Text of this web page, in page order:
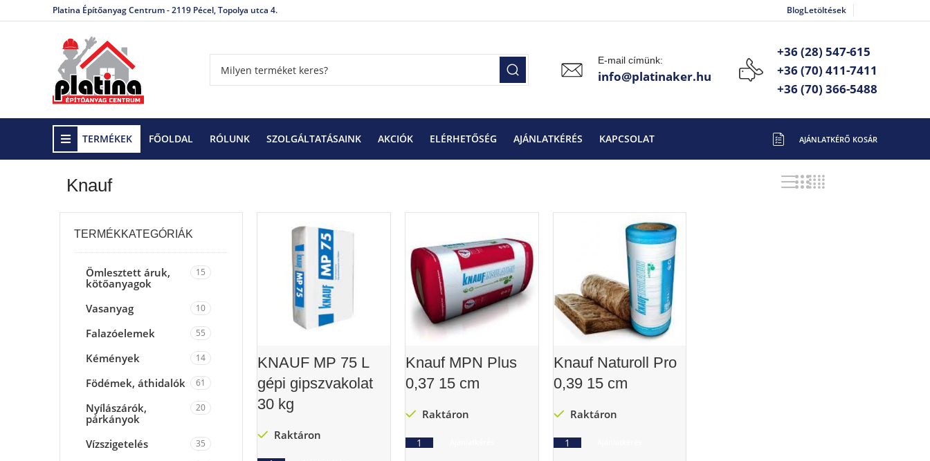
Platina Építőanyag Centrum - 2119 Pécel, Topolya utca 4. BlogLetöltések
E-mail címünk:
info@platinaker.hu
+36 (28) 547-615
+36 (70) 411-7411
+36 (70) 366-5488
TERMÉKEK FŐOLDAL RÓLUNK SZOLGÁLTATÁSAINK AKCIÓK ELÉRHETŐSÉG AJÁNLATKÉRÉS KAPCSOLAT
Kezdőlap Mind a(z) 3 találat megjelenítve
Knauf
TERMÉKKATEGÓRIÁK
Ömlesztett áruk,
kötőanyagok
15
Vasanyag 10
Falazóelemek 55
Kémények 14
Födémek, áthidalók 61
Nyílászárók,
párkányok
20
Vízszigetelés 35
KNAUF MP 75 L
gépi gipszvakolat
30 kg
Raktáron
Knauf MPN Plus
0,37 15 cm
Raktáron
Knauf Naturoll Pro
0,39 15 cm
Raktáron